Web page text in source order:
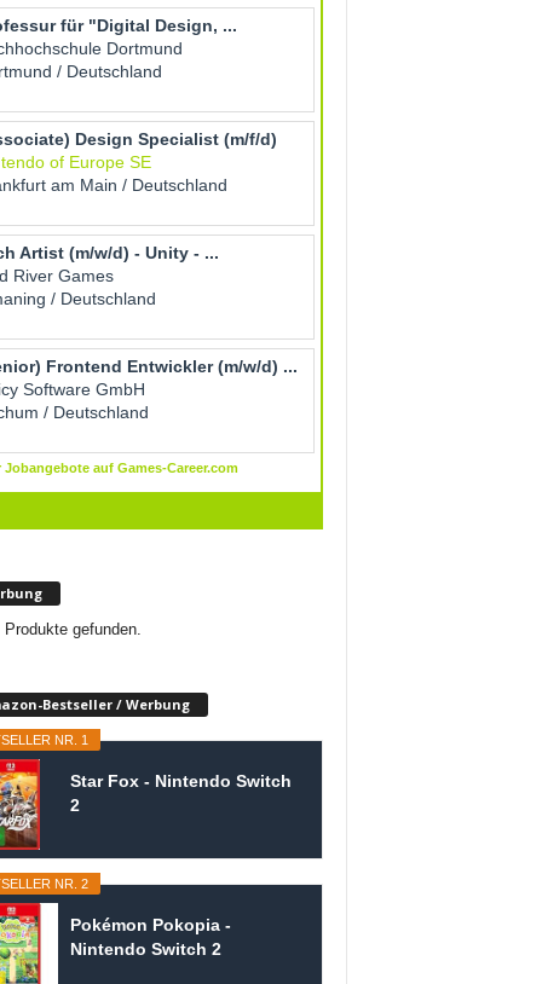
gefunden.
Bestseller / Werbung
NR. 1
Star Fox - Nintendo Switch
2
NR. 2
Pokémon Pokopia -
Nintendo Switch 2